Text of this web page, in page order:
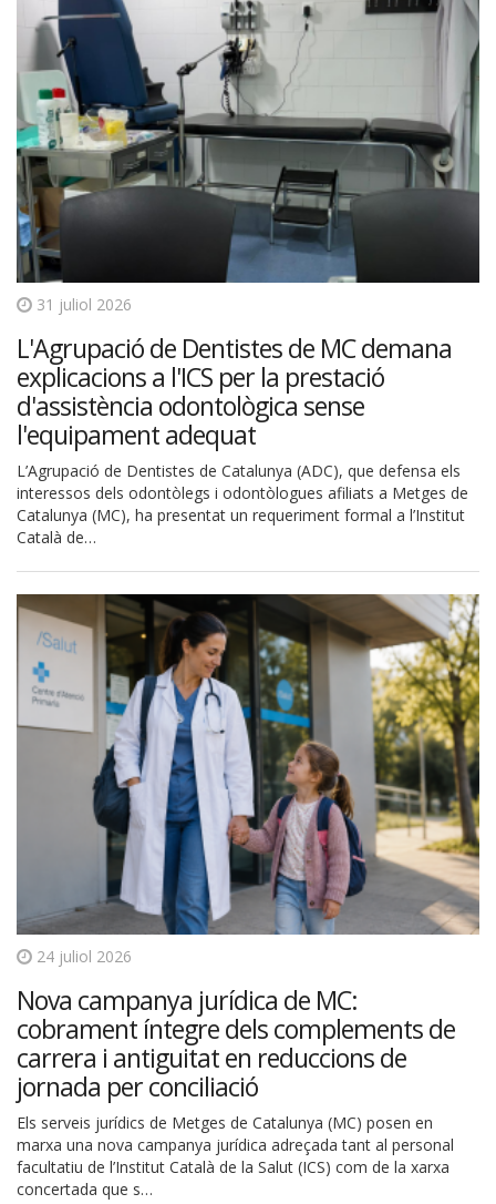
31 juliol 2026
L'Agrupació de Dentistes de MC demana
explicacions a l'ICS per la prestació
d'assistència odontològica sense
l'equipament adequat
L’Agrupació de Dentistes de Catalunya (ADC), que defensa els
interessos dels odontòlegs i odontòlogues afiliats a Metges de
Catalunya (MC), ha presentat un requeriment formal a l’Institut
Català de…
24 juliol 2026
Nova campanya jurídica de MC:
cobrament íntegre dels complements de
carrera i antiguitat en reduccions de
jornada per conciliació
Els serveis jurídics de Metges de Catalunya (MC) posen en
marxa una nova campanya jurídica adreçada tant al personal
facultatiu de l’Institut Català de la Salut (ICS) com de la xarxa
concertada que s…